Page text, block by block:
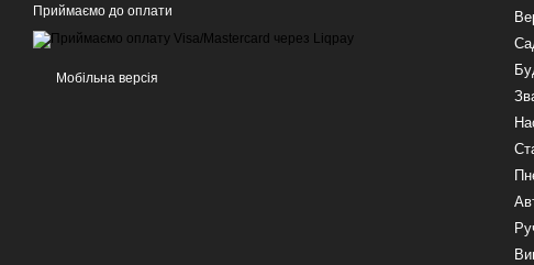
Приймаємо до оплати
Мобільна версія